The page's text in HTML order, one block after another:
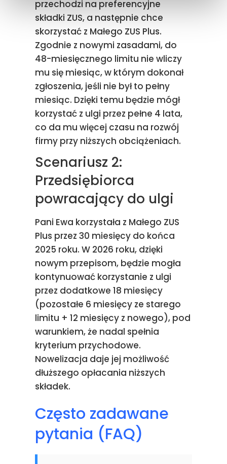
przechodzi na preferencyjne
składki ZUS, a następnie chce
skorzystać z Małego ZUS Plus.
Zgodnie z nowymi zasadami, do
48-miesięcznego limitu nie wliczy
mu się miesiąc, w którym dokonał
zgłoszenia, jeśli nie był to pełny
miesiąc. Dzięki temu będzie mógł
korzystać z ulgi przez pełne 4 lata,
co da mu więcej czasu na rozwój
firmy przy niższych obciążeniach.
Scenariusz 2:
Przedsiębiorca
powracający do ulgi
Pani Ewa korzystała z Małego ZUS
Plus przez 30 miesięcy do końca
2025 roku. W 2026 roku, dzięki
nowym przepisom, będzie mogła
kontynuować korzystanie z ulgi
przez dodatkowe 18 miesięcy
(pozostałe 6 miesięcy ze starego
limitu + 12 miesięcy z nowego), pod
warunkiem, że nadal spełnia
kryterium przychodowe.
Nowelizacja daje jej możliwość
dłuższego opłacania niższych
składek.
Często zadawane
pytania (FAQ)